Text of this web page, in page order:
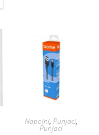
Napojni, Punjaci,
Punjaci